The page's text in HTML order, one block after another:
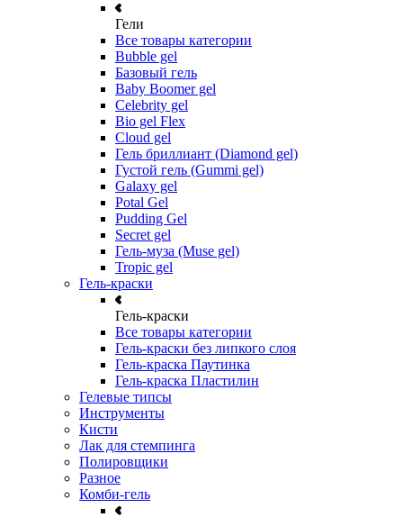
Гели
Все товары категории
Bubble gel
Базовый гель
Baby Boomer gel
Celebrity gel
Bio gel Flex
Cloud gel
Гель бриллиант (Diamond gel)
Густой гель (Gummi gel)
Galaxy gel
Potal Gel
Pudding Gel
Secret gel
Гель-муза (Muse gel)
Tropic gel
Гель-краски
Гель-краски
Все товары категории
Гель-краски без липкого слоя
Гель-краска Паутинка
Гель-краска Пластилин
Гелевые типсы
Инструменты
Кисти
Лак для стемпинга
Полировщики
Разное
Комби-гель